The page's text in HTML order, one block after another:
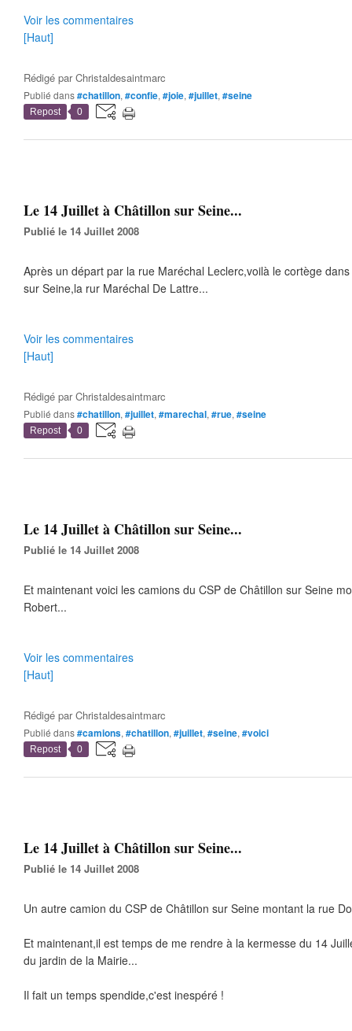
Voir les commentaires
[Haut]
Rédigé parChristaldesaintmarc
Publié dans#chatillon, #confie, #joie, #juillet, #seine
Repost 0
Le 14 Juillet à Châtillon sur Seine...
Publié le 14 Juillet 2008
Après un départ par la rue Maréchal Leclerc,voilà le cortège
sur Seine,la rur Maréchal De Lattre...
Voir les commentaires
[Haut]
Rédigé parChristaldesaintmarc
Publié dans#chatillon, #juillet, #marechal, #rue, #seine
Repost 0
Le 14 Juillet à Châtillon sur Seine...
Publié le 14 Juillet 2008
Et maintenant voici les camions du CSP de Châtillon sur Seine
Robert...
Voir les commentaires
[Haut]
Rédigé parChristaldesaintmarc
Publié dans#camions, #chatillon, #juillet, #seine, #voici
Repost 0
Le 14 Juillet à Châtillon sur Seine...
Publié le 14 Juillet 2008
Un autre camion du CSP de Châtillon sur Seine montant la rue
Et maintenant,il est temps de me rendre à la kermesse du 14
du jardin de la Mairie...
Il fait un temps spendide,c'est inespéré !